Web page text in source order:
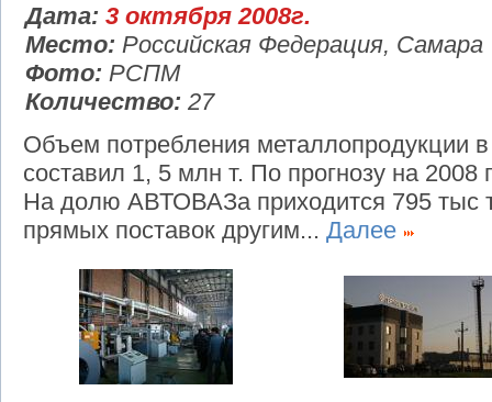
Дата: 3 октября 2008г.
Место: Российская Федерация, Самара
Фото: РСПМ
Количество: 27
Объем потребления металлопродукции
составил 1, 5 млн т. По прогнозу на 2008
На долю АВТОВАЗа приходится 795 тыс
прямых поставок другим... Далее